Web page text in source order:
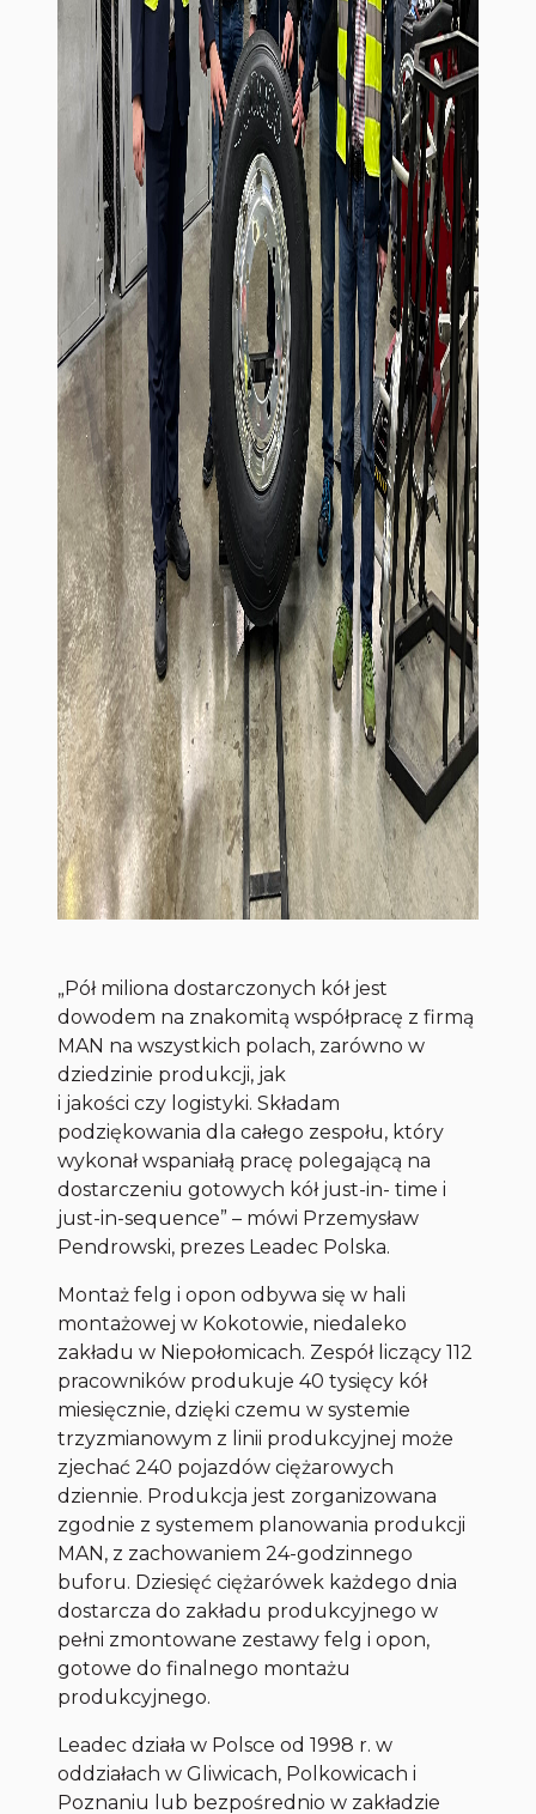
„Pół miliona dostarczonych kół jest
dowodem na znakomitą współpracę z firmą
MAN na wszystkich polach, zarówno w
dziedzinie produkcji, jak
i jakości czy logistyki. Składam
podziękowania dla całego zespołu, który
wykonał wspaniałą pracę polegającą na
dostarczeniu gotowych kół just-in- time i
just-in-sequence” – mówi Przemysław
Pendrowski, prezes Leadec Polska.
Montaż felg i opon odbywa się w hali
montażowej w Kokotowie, niedaleko
zakładu w Niepołomicach. Zespół liczący 112
pracowników produkuje 40 tysięcy kół
miesięcznie, dzięki czemu w systemie
trzyzmianowym z linii produkcyjnej może
zjechać 240 pojazdów ciężarowych
dziennie. Produkcja jest zorganizowana
zgodnie z systemem planowania produkcji
MAN, z zachowaniem 24-godzinnego
buforu. Dziesięć ciężarówek każdego dnia
dostarcza do zakładu produkcyjnego w
pełni zmontowane zestawy felg i opon,
gotowe do finalnego montażu
produkcyjnego.
Leadec działa w Polsce od 1998 r. w
oddziałach w Gliwicach, Polkowicach i
Poznaniu lub bezpośrednio w zakładzie